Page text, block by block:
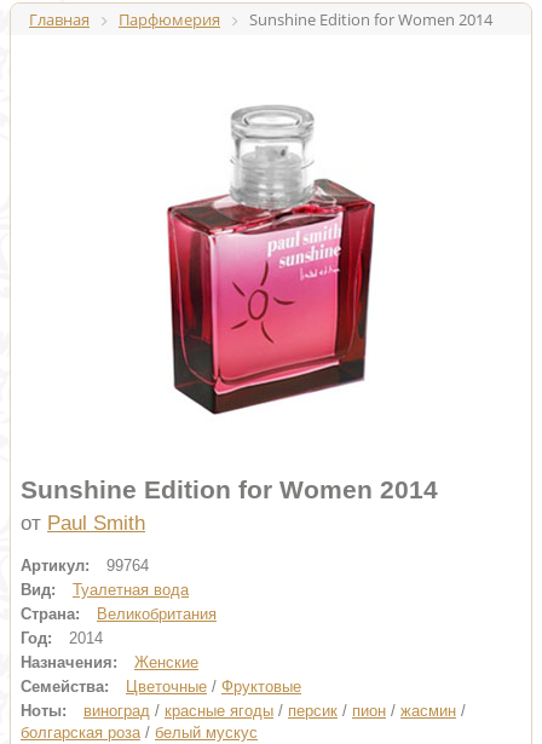
Главная Парфюмерия Sunshine Edition for Women 2014
Sunshine Edition for Women 2014
от Paul Smith
Артикул:
99764
Вид:
Туалетная вода
Страна:
Великобритания
Год:
2014
Назначения:
Женские
Семейства:
Цветочные / Фруктовые
Ноты:
виноград / красные ягоды / персик / пион / жасмин /
болгарская роза/ белый мускус